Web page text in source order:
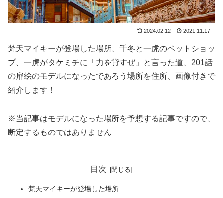
2024.02.12 2021.11.17
梵天マイキーが登場した場所、千冬と一虎のペットショッ
プ、一虎がタケミチに「力を貸すぜ」と言った道、201話
の扉絵のモデルになったであろう場所を住所、画像付きで
紹介します！
※当記事はモデルになった場所を予想する記事ですので、
断定するものではありません
目次
梵天マイキーが登場した場所